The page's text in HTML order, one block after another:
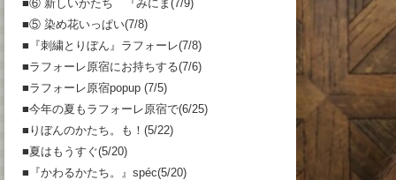
■⑥ 新しいかたち 『みにま(7/9)
■⑤ 染め花いっぱい(7/8)
■ 『刺繍とりぼん』ラフォーレ(7/8)
■ラフォーレ原宿にお持ちする(7/6)
■ラフォーレ原宿popup (7/5)
■今年の夏もラフォーレ原宿で(6/25)
■ りぼんのかたち。も！(5/22)
■夏はもうすぐ(5/20)
■ 『かわるかたち。』spéc(5/20)